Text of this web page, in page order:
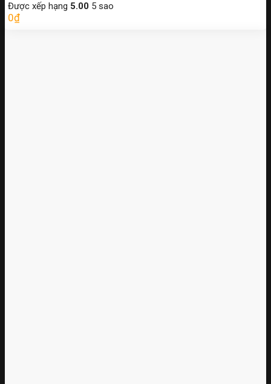
Được xếp hạng 5.00 5 sao
0₫